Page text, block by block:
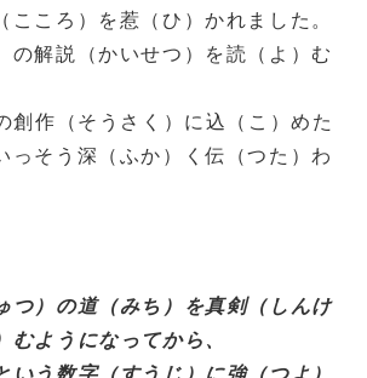
ころ）を惹（ひ）かれました。
の解説（かいせつ）を読（よ）む
創作（そうさく）に込（こ）めた
っそう深（ふか）く伝（つた）わ
つ）の道（みち）を真剣（しんけ
ようになってから、